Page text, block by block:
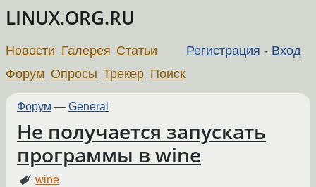
LINUX.ORG.RU
Регистрация - Вход
Новости Галерея Статьи
Форум Опросы Трекер Поиск
Форум — General
Не получается запускать
программы в wine
wine